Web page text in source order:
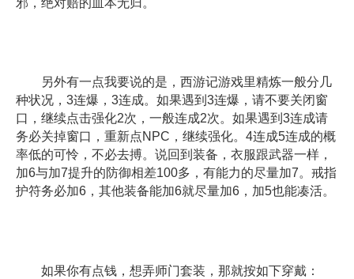
邪，绝对赔的血本无归。
另外有一点我要说的是，西游记游戏里精炼一般分几
种状况，3连爆，3连成。如果遇到3连爆，请不要关闭窗
口，继续点击强化2次，一般连成2次。如果遇到3连成请
务必关掉窗口，重新点NPC，继续强化。4连成5连成的概
率低的可怜，不必去搏。说回到装备，衣服跟武器一样，
加6与加7提升的防御相差100多，有能力的尽量加7。戒指
护符务必加6，其他装备能加6就尽量加6，加5也能凑活。
如果你有点钱，想弄师门套装，那就按如下穿戴：